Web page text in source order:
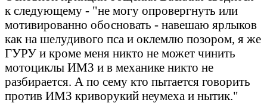
к следующему - "не могу опровергнуть или
мотивированно обосновать - навешаю ярлыков
как на шелудивого пса и оклемлю позором, я же
ГУРУ и кроме меня никто не может чинить
мотоциклы ИМЗ и в механике никто не
разбирается. А по сему кто пытается говорить
против ИМЗ криворукий неумеха и нытик."